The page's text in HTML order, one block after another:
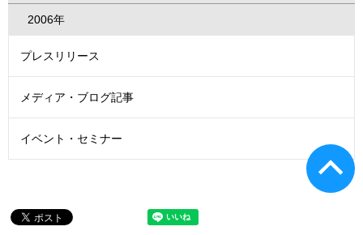
2006年
プレスリリース
メディア・ブログ記事
イベント・セミナー